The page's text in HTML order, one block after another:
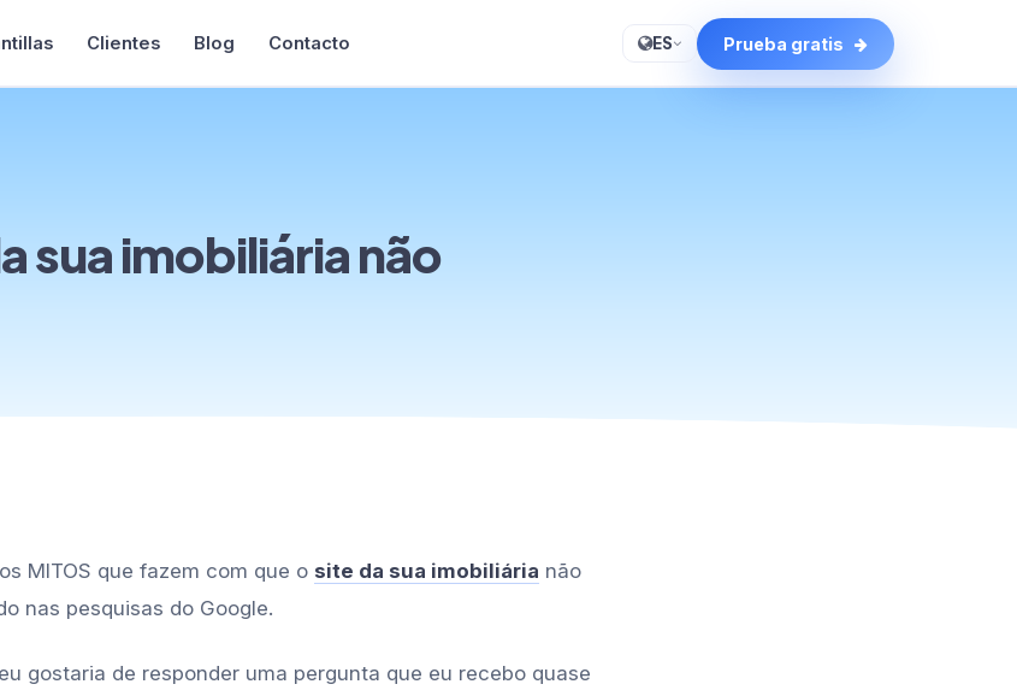
Clientes Blog Contacto ES Prueba gratis
sua imobiliária não
MITOS que fazem com que o site da sua imobiliária não
nas pesquisas do Google.
gostaria de responder uma pergunta que eu recebo quase